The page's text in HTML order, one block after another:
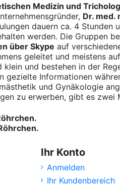
Medizin und
Dr. med.
dauern ca. 4 Stunden
werden. Die Gruppen
über Skype auf
geleitet und meistens
und bestehen in der
gezielte Informationen
und Gynäkologie
zu erwerben, gibt es zwei
Ihr Konto
Anmelden
Ihr Kundenbereich